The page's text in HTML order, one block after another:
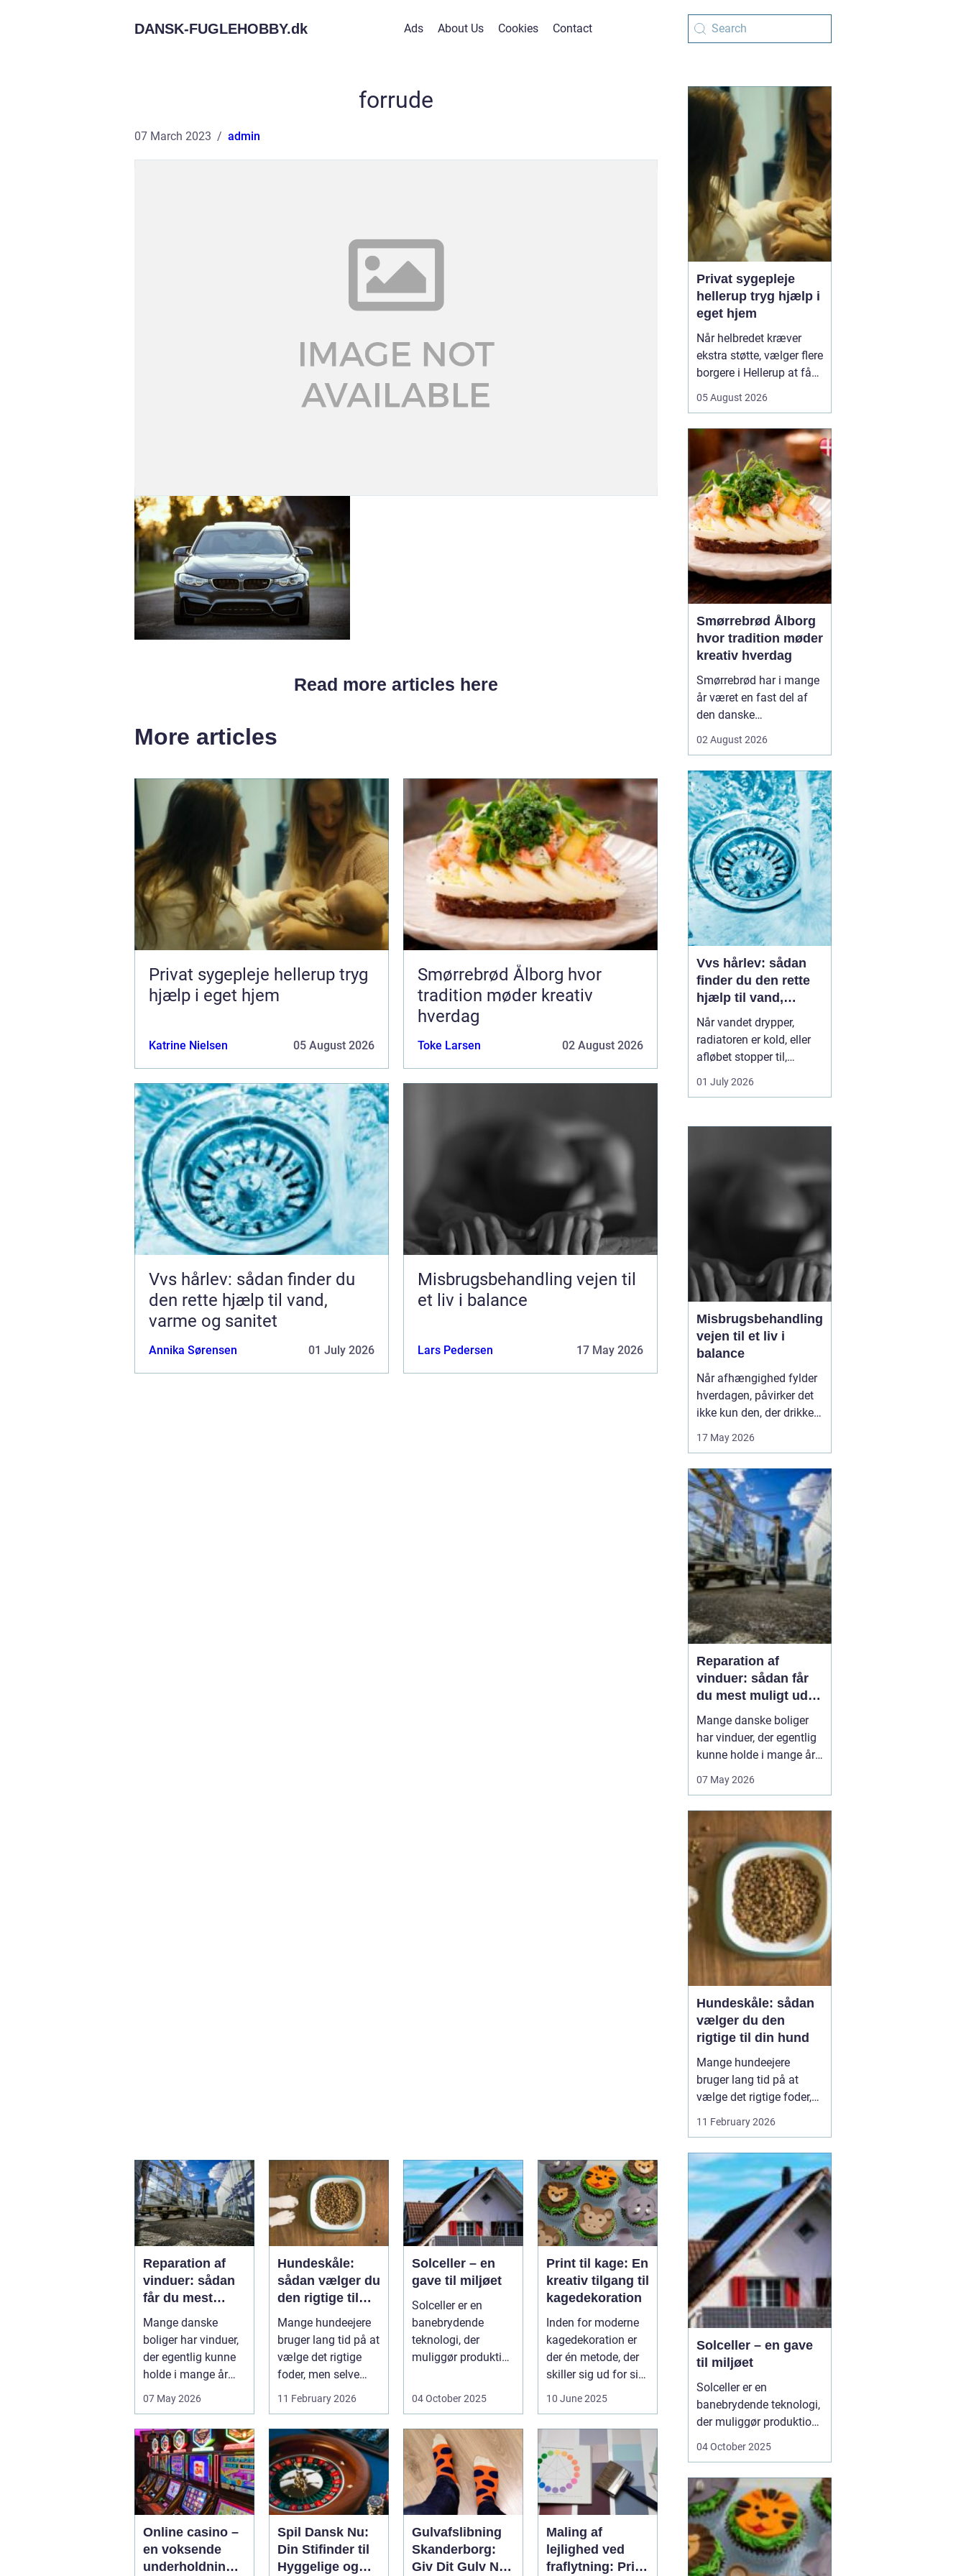
DANSK-FUGLEHOBBY.dk Ads About Us Cookies Contact
forrude
07 March 2023 admin
Read more articles here
More articles
Privat sygepleje hellerup tryg
hjælp i eget hjem
Katrine Nielsen 05 August 2026
Smørrebrød Ålborg hvor
tradition møder kreativ
hverdag
Toke Larsen 02 August 2026
Vvs hårlev: sådan finder du
den rette hjælp til vand,
varme og sanitet
Annika Sørensen 01 July 2026
Misbrugsbehandling vejen til
et liv i balance
Lars Pedersen 17 May 2026
Reparation af
vinduer: sådan
får du mest
muligt ud af
dine gamle
rammer
Mange danske
boliger har vinduer,
der egentlig kunne
holde i mange år
endnu, hvis de fik
den r...
07 May 2026
Hundeskåle:
sådan vælger du
den rigtige til
din hund
Mange hundeejere
bruger lang tid på at
vælge det rigtige
foder, men selve
skålen b...
11 February 2026
Solceller – en
gave til miljøet
Solceller er en
banebrydende
teknologi, der
muliggør produktion
udnytt...
04 October 2025
Print til kage: En
kreativ tilgang til
kagedekoration
Inden for moderne
kagedekoration er
der én metode, der
skiller sig ud for sin
evne til at bri...
10 June 2025
Online casino –
en voksende
underholdningsi
Spil Dansk Nu:
Din Stifinder til
Hyggelige og
Gulvafslibning
Skanderborg:
Giv Dit Gulv Nyt
Maling af
lejlighed ved
fraflytning: Pris
Privat sygepleje
hellerup tryg hjælp i
eget hjem
Når helbredet kræver
ekstra støtte, vælger flere
borgere i Hellerup at få
sygepleje i hjemmet. Det
nærvær og kontinuitet i
hverdagen, som kan
være svær at finde i et
travlt offentligt
sundhedsvæsen. Med
privat ...
05 August 2026
Smørrebrød Ålborg
hvor tradition møder
kreativ hverdag
Smørrebrød har i mange
år været en fast del af
den danske
Aalborg har klassikeren
en blanding af klassiske
stykker, lokale råvarer og
moderne anretninger, der
taler til både den travle
hverdag og de sæ...
02 August 2026
Vvs hårlev: sådan
finder du den rette
hjælp til vand,
varme og sanitet
Når vandet drypper,
radiatoren er kold, eller
afløbet stopper til,
mærker du hurtigt, hvor
afhængig du er af
installationer. I Hårlev og
rolle for både private
01 July 2026
Misbrugsbehandling
vejen til et liv i
balance
Når afhængighed fylder
hverdagen, påvirker det
ikke kun den, der drikker,
medicin. Hele familien
Mange går længe alene
med problemerne, før de
søger hjælp. Her kan
misbrugsbehandling
være et afgørende...
17 May 2026
Reparation af
vinduer: sådan får
du mest muligt ud af
dine gamle rammer
Mange danske boliger
har vinduer, der egentlig
kunne holde i mange år
rigtige pleje. I stedet
for tidligt. Med den rette
reparation af vinduer
kan du bevare husets
oprindelige udtryk,
forbedre ko...
07 May 2026
Hundeskåle: sådan
vælger du den
rigtige til din hund
Mange hundeejere
bruger lang tid på at
vælge det rigtige foder,
men selve skålen bliver
ofte en eftertanke. Det er
har...
11 February 2026
Solceller – en gave
til miljøet
Solceller er en
banebrydende teknologi,
der muliggør produktion
af elektricitet ved at
kan man omdanne
solens energi til grøn
strøm, der kan bruges til
at drive husholdni...
04 October 2025